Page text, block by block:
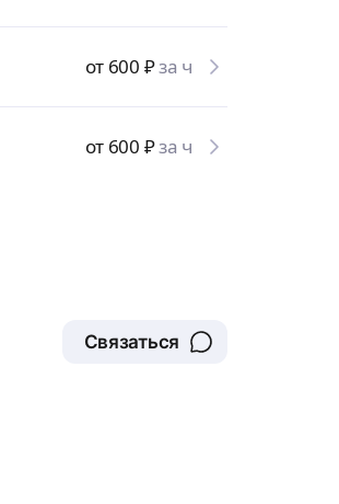
от 600 ₽за ч
от 600 ₽за ч
Связаться